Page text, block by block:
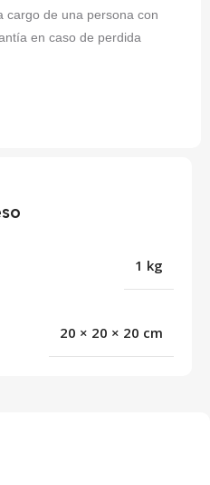
cargo de una persona con
en caso de perdida
1 kg
20 × 20 × 20 cm